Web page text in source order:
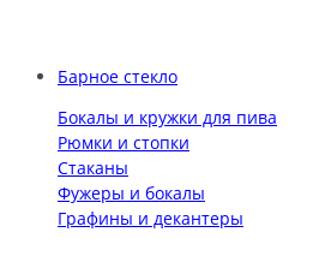
Барное стекло
Бокалы и кружки для пива
Рюмки и стопки
Стаканы
Фужеры и бокалы
Графины и декантеры